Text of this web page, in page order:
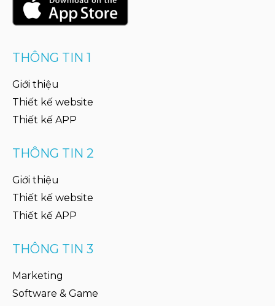
THÔNG TIN 1
Giới thiệu
Thiết kế website
Thiết kế APP
THÔNG TIN 2
Giới thiệu
Thiết kế website
Thiết kế APP
THÔNG TIN 3
Marketing
Software & Game